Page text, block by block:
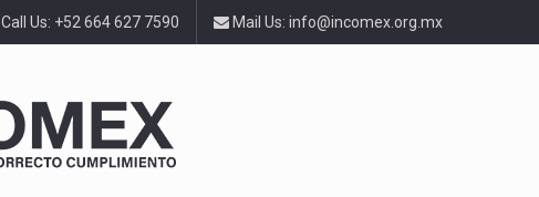
Call Us: +52 664 627 7590 Mail Us: info@incomex.org.mx